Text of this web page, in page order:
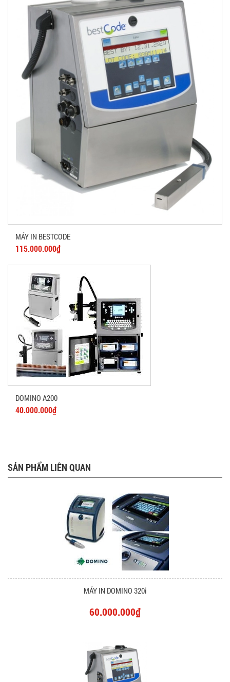
MÁY IN BESTCODE
115.000.000₫
DOMINO A200
40.000.000₫
SẢN PHẨM LIÊN QUAN
MÁY IN DOMINO 320i
60.000.000₫